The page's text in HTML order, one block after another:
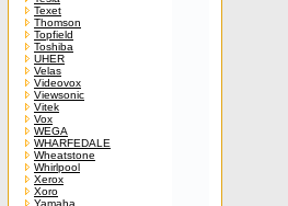
Texet
Thomson
Topfield
Toshiba
UHER
Velas
Videovox
Viewsonic
Vitek
Vox
WEGA
WHARFEDALE
Wheatstone
Whirlpool
Xerox
Xoro
Yamaha